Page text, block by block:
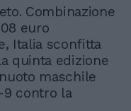
Combinazione
euro
Italia sconfitta
quinta edizione
maschile
9 contro la